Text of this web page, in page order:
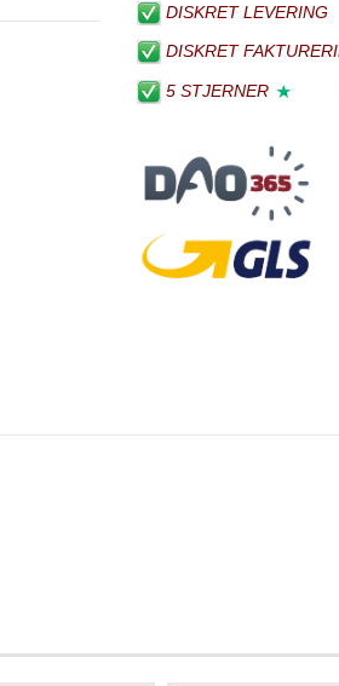
DISKRET LEVERING
DISKRET
5 STJERNER